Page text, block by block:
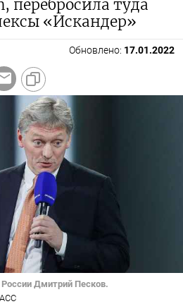
перебросила туда
«Искандер»
Обновлено: 17.01.2022
Дмитрий Песков.